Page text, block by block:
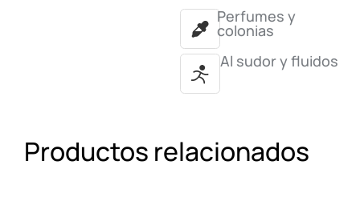
Perfumes y
colonias
Al sudor y fluidos
Productos relacionados